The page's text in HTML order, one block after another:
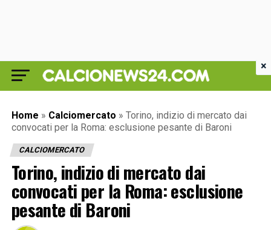
Home » Calciomercato » Torino, indizio di mercato dai
convocati per la Roma: esclusione pesante di Baroni
CALCIOMERCATO
Torino, indizio di mercato dai
convocati per la Roma: esclusione
pesante di Baroni
×